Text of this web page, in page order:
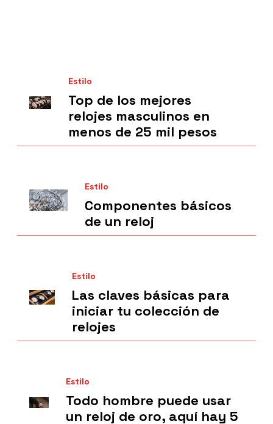
Estilo
Top de los mejores
relojes masculinos en
menos de 25 mil pesos
Estilo
Componentes básicos
de un reloj
Estilo
Las claves básicas para
iniciar tu colección de
relojes
Estilo
Todo hombre puede usar
un reloj de oro, aquí hay 5